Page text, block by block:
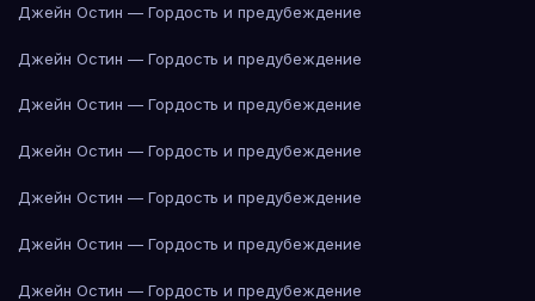
Джейн Остин — Гордость и предубеждение
Джейн Остин — Гордость и предубеждение
Джейн Остин — Гордость и предубеждение
Джейн Остин — Гордость и предубеждение
Джейн Остин — Гордость и предубеждение
Джейн Остин — Гордость и предубеждение
Джейн Остин — Гордость и предубеждение